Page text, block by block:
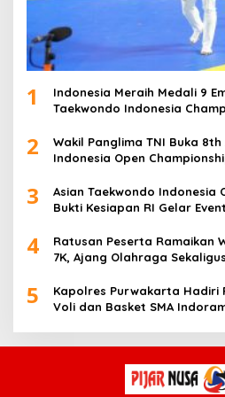
1
Indonesia Meraih Medali 9
Taekwondo Indonesia
2
Wakil Panglima TNI Buka 8th
Indonesia Open
3
Asian Taekwondo Indonesia
Bukti Kesiapan RI Gelar
4
Ratusan Peserta Ramaikan
7K, Ajang Olahraga
5
Kapolres Purwakarta Hadiri
Voli dan Basket SMA